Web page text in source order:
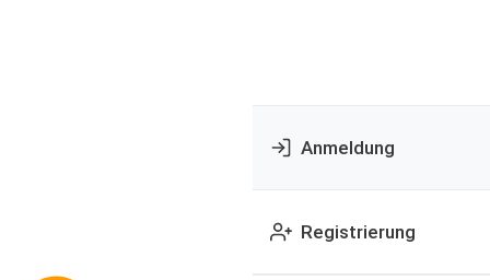
Anmeldung
Registrierung